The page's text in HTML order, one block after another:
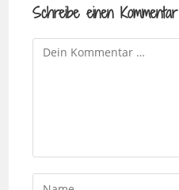
Schreibe einen Kommentar